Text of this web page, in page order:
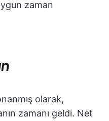
zaman
olarak,
zamanı geldi. Net